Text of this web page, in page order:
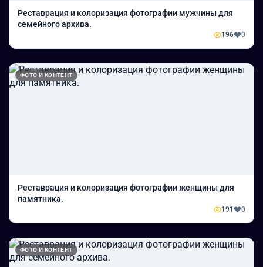
Реставрация и колоризация фотографии мужчины для
семейного архива.
196 0
ФОТО И КОНТЕНТ
Реставрация и колоризация фотографии женщины для
памятника.
191 0
ФОТО И КОНТЕНТ